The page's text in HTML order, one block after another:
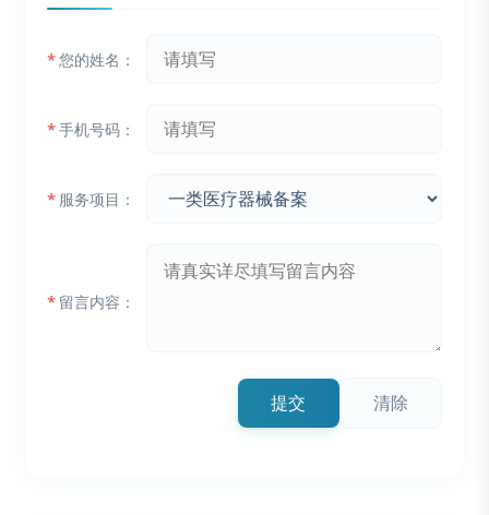
*您的姓名：
*手机号码：
* 服务项目：
* 留言内容：
提交 清除